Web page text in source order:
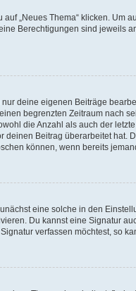
„Neues Thema“ klicken.
Berechtigungen sind jeweils
deine eigenen Beiträge
begrenzten Zeitraum nach
die Anzahl als auch der
Beitrag überarbeitet
können, wenn bereits
eine solche in den
Du kannst eine Signatur
verfassen möchtest, so